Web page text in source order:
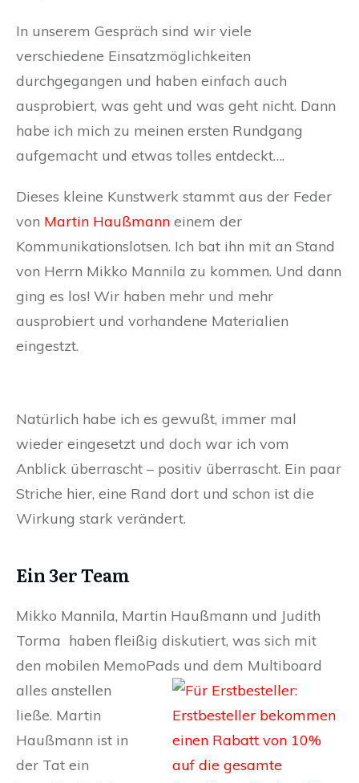
In unserem Gespräch sind wir viele
verschiedene Einsatzmöglichkeiten
durchgegangen und haben einfach auch
ausprobiert, was geht und was geht nicht. Dann
habe ich mich zu meinen ersten Rundgang
aufgemacht und etwas tolles entdeckt….
Dieses kleine Kunstwerk stammt aus der Feder
von Martin Haußmann einem der
Kommunikationslotsen. Ich bat ihn mit an Stand
von Herrn Mikko Mannila zu kommen. Und dann
ging es los! Wir haben mehr und mehr
ausprobiert und vorhandene Materialien
eingestzt.
Natürlich habe ich es gewußt, immer mal
wieder eingesetzt und doch war ich vom
Anblick überrascht – positiv überrascht. Ein paar
Striche hier, eine Rand dort und schon ist die
Wirkung stark verändert.
Ein 3er Team
Mikko Mannila, Martin Haußmann und Judith
Torma haben fleißig diskutiert, was sich mit
den mobilen MemoPads und dem Multiboard
alles anstellen
ließe. Martin
Haußmann ist in
der Tat ein